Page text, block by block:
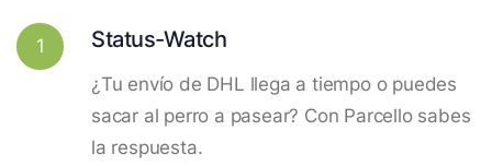
1 Status-Watch
¿Tu envío de DHL llega a tiempo o puedes
sacar al perro a pasear? Con Parcello sabes
la respuesta.